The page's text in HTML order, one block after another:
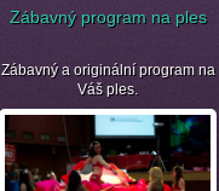
Zábavný program na ples
Zábavný a originální program na
Váš ples.